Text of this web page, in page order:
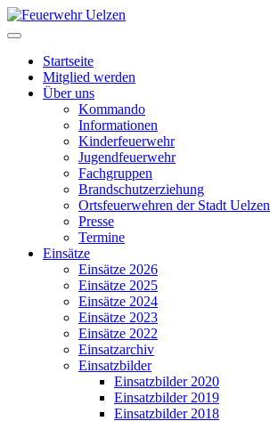
Startseite
Mitglied werden
Über uns
Kommando
Informationen
Kinderfeuerwehr
Jugendfeuerwehr
Fachgruppen
Brandschutzerziehung
Ortsfeuerwehren der Stadt Uelzen
Presse
Termine
Einsätze
Einsätze 2026
Einsätze 2025
Einsätze 2024
Einsätze 2023
Einsätze 2022
Einsatzarchiv
Einsatzbilder
Einsatzbilder 2020
Einsatzbilder 2019
Einsatzbilder 2018